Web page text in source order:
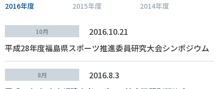
SPORT POLICY INCUBATOR ―スポーツ政策の『卵』 ―
Sport Topics
スポーツ 歴史の検証
2016年度 2015年度 2014年度
10月
2016.10.21
平成28年度福島県スポーツ推進委員研究大会シンポジウム
8月
2016.8.3